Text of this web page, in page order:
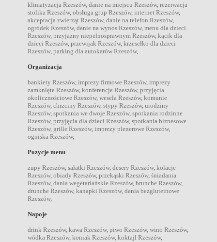
klimatyzacja Rzeszów, danie na miejscu Rzeszów, rezerwacja
stolika Rzeszów, obsługa grup Rzeszów, internet Rzeszów,
akceptacja zwierząt Rzeszów, danie na telefon Rzeszów,
ogródek Rzeszów, danie na wynos Rzeszów, menu dla dzieci
Rzeszów, przyjazny niepełnosprawnym Rzeszów, kącik dla
dzieci Rzeszów, przewijak Rzeszów, krzesełko dla dzieci
Rzeszów, parking dla autokarów Rzeszów,
Organizacja
bankiety Rzeszów, imprezy firmowe Rzeszów, imprezy
zamknięte Rzeszów, konferencje Rzeszów, przyjęcia
okolicznościowe Rzeszów, wesela Rzeszów, komunie
Rzeszów, chrzciny Rzeszów, stypy Rzeszów, urodziny
Rzeszów, spotkania we dwoje Rzeszów, spotkania rodzinne
Rzeszów, przyjęcia dla dzieci Rzeszów, spotkania biznesowe
Rzeszów, grille Rzeszów, imprezy plenerowe Rzeszów,
ogniska Rzeszów,
Pozycje menu
zupy Rzeszów, sałatki Rzeszów, desery Rzeszów, kolacje
Rzeszów, obiady Rzeszów, przekąski Rzeszów, śniadania
Rzeszów, dania wegetariańskie Rzeszów, brunche Rzeszów,
drunche Rzeszów, kanapki Rzeszów, dania bezgluteinowe
Rzeszów,
Napoje
drink Rzeszów, kawa Rzeszów, piwo Rzeszów, wino Rzeszów,
wódka Rzeszów, koniak Rzeszów, koktajl Rzeszów,